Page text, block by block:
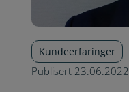
Kundeerfaringer
Publisert 23.06.2022